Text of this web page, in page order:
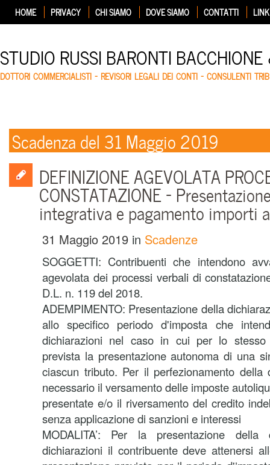
HOME PRIVACY CHI SIAMO DOVE SIAMO CONTATTI LINK
STUDIO RUSSI BARONTI
DOTTORI COMMERCIALISTI – REVISORI LEGALI DEI CONTI – CONSULENTI
Scadenza del 31 Maggio 2019
DEFINIZIONE AGEVOLATA
CONSTATAZIONE –
integrativa e pagamento importi
31 Maggio 2019 in Scadenze
SOGGETTI: Contribuenti che intendono
agevolata dei processi verbali di
D.L. n. 119 del 2018.
ADEMPIMENTO: Presentazione della
allo specifico periodo d'imposta che
dichiarazioni nel caso in cui per lo stesso
prevista la presentazione autonoma di una
ciascun tributo. Per il perfezionamento della
necessario il versamento delle imposte
presentate e/o il riversamento del credito
senza applicazione di sanzioni e interessi
MODALITA’: Per la presentazione
dichiarazioni il contribuente deve attenersi